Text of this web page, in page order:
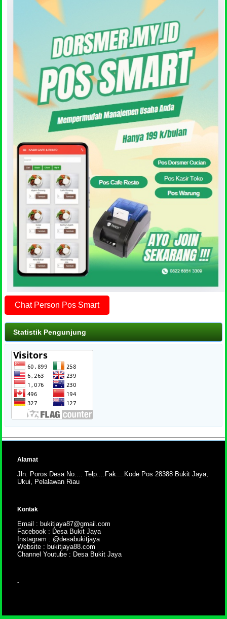
Chat Person Pos Smart
Statistik Pengunjung
Alamat
Jln. Poros Desa No.... Telp....Fak....Kode Pos 28388 Bukit Jaya,
Ukui, Pelalawan Riau
Kontak
Email : bukitjaya87@gmail.com
Facebook : Desa Bukit Jaya
Instagram : @desabukitjaya
Website : bukitjaya88.com
Channel Youtube : Desa Bukit Jaya
-